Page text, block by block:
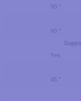
90 °
90 °
Yes
45 °